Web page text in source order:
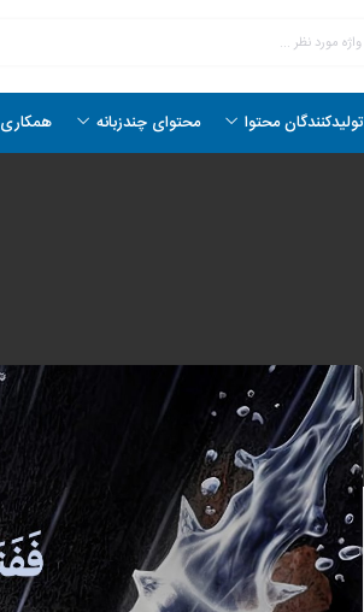
تولیدکنندگان محتوا محتوای چندزبانه همکاری